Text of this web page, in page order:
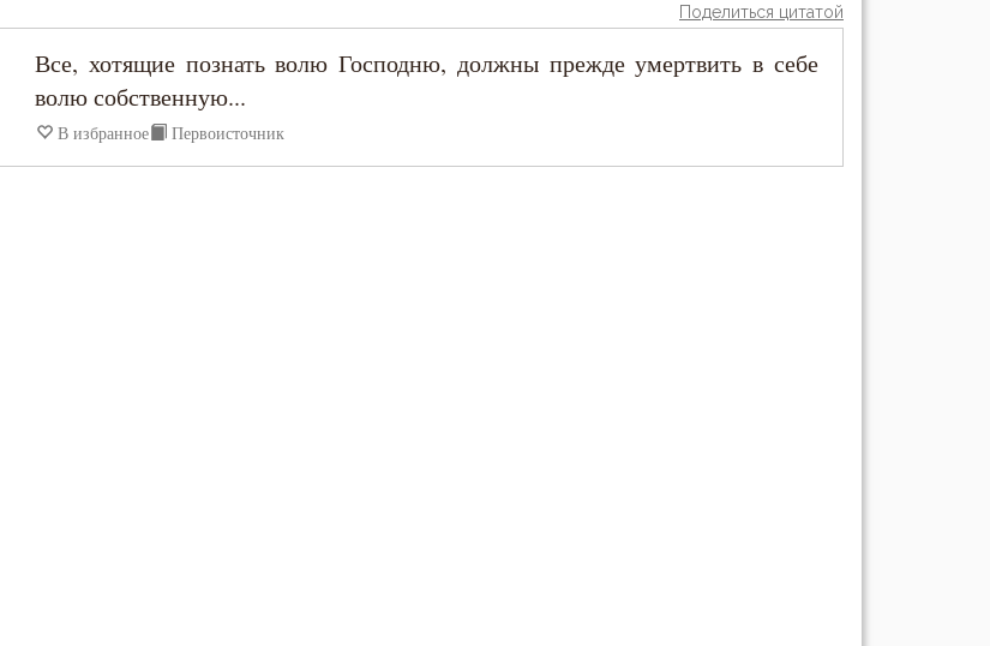
Нисский
Сирин
Брянчанинов
Поделиться цитатой
Все, хотящие познать волю Господню, должны прежде умертвить в себе
волю собственную...
В избранное Первоисточник